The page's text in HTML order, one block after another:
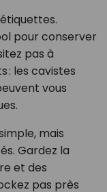
pour conserver
pas à
: les cavistes
vous
mais
Gardez la
et des
pas près